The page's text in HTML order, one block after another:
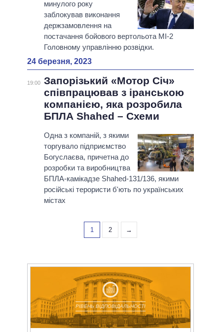
минулого року
заблокував виконання
держзамовлення на
постачання бойового вертольота МІ-2
Головному управлінню розвідки.
24 березня, 2023
19:00 Запорізький «Мотор Січ»
співпрацював з іранською
компанією, яка розробила
БПЛА Shahed – Схеми
Одна з компаній, з якими
торгувало підприємство
Богуслаєва, причетна до
розробки та виробництва
БПЛА-камікадзе Shahed-131/136, якими
російські терористи б'ють по українських
містах
1 2 →
РІВЕНЬ ВІДПОВІДАЛЬНОСТІ